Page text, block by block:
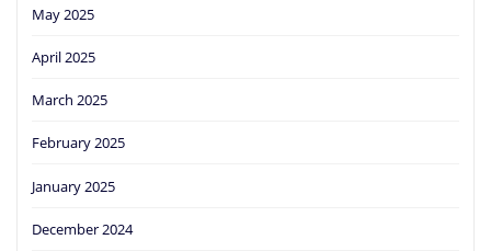
May 2025
April 2025
March 2025
February 2025
January 2025
December 2024